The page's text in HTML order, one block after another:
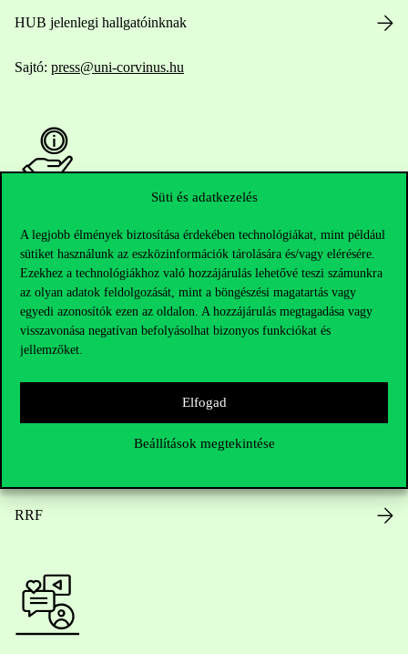
Süti és adatkezelés
A legjobb élmények biztosítása érdekében technológiákat, mint például
sütiket használunk az eszközinformációk tárolására és/vagy elérésére.
Ezekhez a technológiákhoz való hozzájárulás lehetővé teszi számunkra
az olyan adatok feldolgozását, mint a böngészési magatartás vagy
egyedi azonosítók ezen az oldalon. A hozzájárulás megtagadása vagy
visszavonása negatívan befolyásolhat bizonyos funkciókat és
jellemzőket.
Elfogad
Beállítások megtekintése
HUB jelenlegi hallgatóinknak
Sajtó: press@uni-corvinus.hu
Nyitvatartás
Házirend
Közérdekű adatok
Karrier
RRF